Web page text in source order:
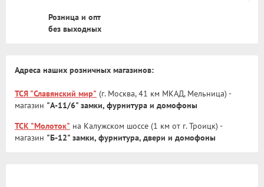
Розница и опт
без выходных
Адреса наших розничных магазинов:
ТСЯ "Славянский мир" (г. Москва, 41 км МКАД, Мельница) -
магазин "А-11/6" замки, фурнитура и домофоны
ТСК "Молоток" на Калужском шоссе (1 км от г. Троицк) -
магазин "Б-12" замки, фурнитура, двери и домофоны